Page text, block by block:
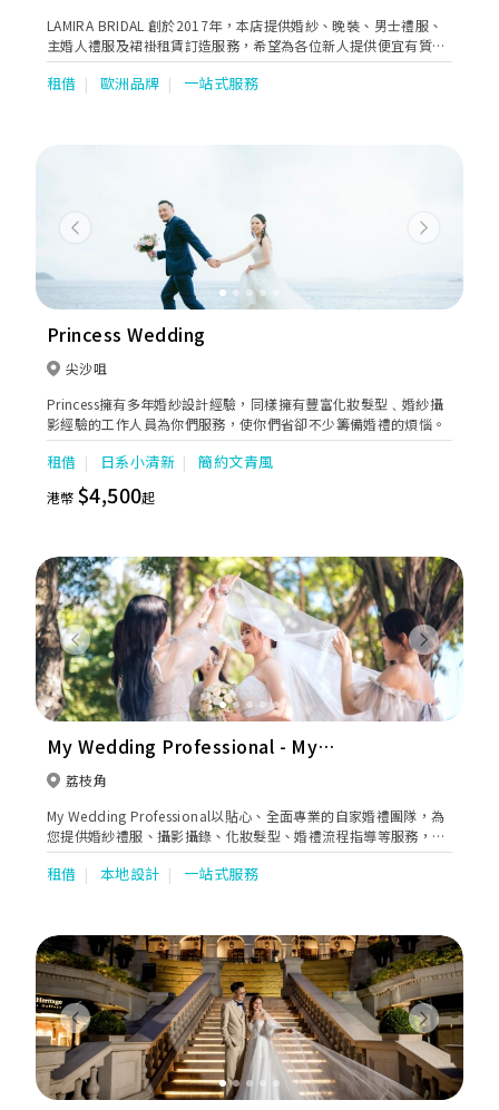
LAMIRA BRIDAL 創於2017年，本店提供婚紗、晚裝、男士禮服、
主婚人禮服及裙褂租賃訂造服務，希望為各位新人提供便宜有質素
的優質服務。
租借 歐洲品牌 一站式服務
Previous Next
Princess Wedding
尖沙咀
Princess擁有多年婚紗設計經驗，同樣擁有豐富化妝髮型﹑婚紗攝
影經驗的工作人員為你們服務，使你們省卻不少籌備婚禮的煩惱。
租借 日系小清新 簡約文青風
港幣$4,500起
Previous Next
My Wedding Professional - My
Seasons 四季薈
荔枝角
My Wedding Professional以貼心、全面專業的自家婚禮團隊，為
您提供婚紗禮服、攝影攝錄、化妝髮型、婚禮流程指導等服務，讓
您以最完美姿態享受甜蜜難忘的婚禮。
租借 本地設計 一站式服務
Previous Next